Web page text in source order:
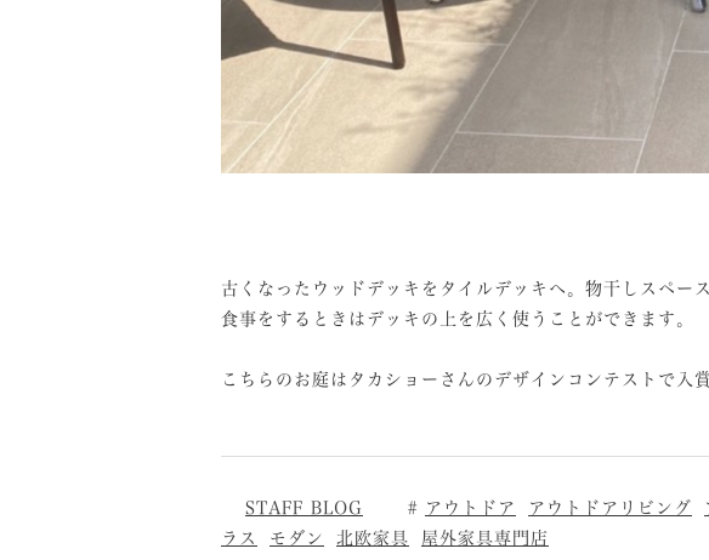
古くなったウッドデッキをタイルデッキへ。物干しスペ
食事をするときはデッキの上を広く使うことができます。
こちらのお庭はタカショーさんのデザインコンテストで
STAFF BLOG アウトドア アウトドアリビング
ラス
モダン 北欧家具 屋外家具専門店